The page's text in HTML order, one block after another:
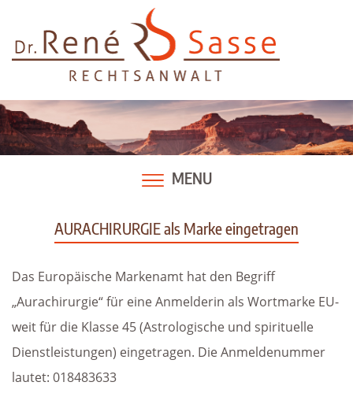
content
MENU
AURACHIRURGIE als Marke eingetragen
Das Europäische Markenamt hat den Begriff
„Aurachirurgie“ für eine Anmelderin als Wortmarke EU-
weit für die Klasse 45 (Astrologische und spirituelle
Dienstleistungen) eingetragen. Die Anmeldenummer
lautet: 018483633